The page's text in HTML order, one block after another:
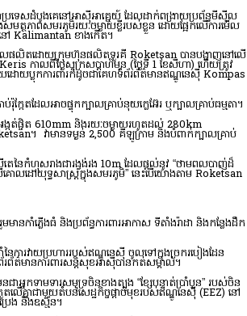
ប្រទេសដំបូងគេនៅអាស៊ីអាគ្នេយ៍ ដែលដាក់ពង្រាយប្រព័ន្ធមីស៊ីល
មត្ថភាពសមរភូមិរយៈចម្ងាយខ្លីរបស់ខ្លួន ដោយផ្អែកលើការមើល
Kalimantan ខាងកើត។
លផលិតដោយក្រុមហ៊ុនផលិតទួរគី Roketsan បានបង្ហាញនៅលើ
កាលពីថ្ងៃសុក្រសប្តាហ៍មុន (ថ្ងៃទី 1 ខែសីហា) ហើយត្រូវ
យប្លុកការពារក៏ដូចជាគេហទំព័រព័ត៌មានឥណ្ឌូនេស៊ី Kompas
រ៉ុក្កែត​ដែល​អាច​ផ្ទុក​ក្បាល​គ្រាប់​នុយក្លេអ៊ែរ ឬ​ក្បាល​គ្រាប់​ធម្មតា។
កត់ផ្ចិត 610mm និងរយៈចម្ងាយរហូតដល់ 280km
។ វាមានទម្ងន់ 2,500 គីឡូក្រាម និងបំពាក់ក្បាលគ្រាប់
តេនៃកំហុសរាងជារង្វង់រង 10m ដែលផ្តល់នូវ “ថាមពលបាញ់ដ៏
គោលដៅយុទ្ធសាស្ត្រក្នុងសមរភូមិ” នេះបើយោងតាម Roketsan
នកាំភ្លើងធំ និងប្រព័ន្ធការពារអាកាស ទីតាំងរ៉ាដា និងកន្លែងដឹក
ៃការវាយប្រហាររបស់ឥណ្ឌូនេស៊ី ចូលទៅក្នុងច្រករបៀងដែន
ព័ត៌មានការពារសន្តិសុខអាស៊ីបានកត់សម្គាល់។
អ្នកទាមទារសមុទ្រចិនខាងត្បូង “ខ្សែបន្ទាត់ប្រាំបួន” របស់ចិន
តលើគ្នាជាមួយតំបន់សេដ្ឋកិច្ចផ្តាច់មុខរបស់ឥណ្ឌូនេស៊ី (EEZ) នៅ
េង និងឧស្ម័ន។